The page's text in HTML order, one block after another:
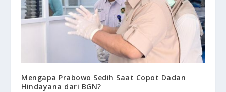
Mengapa Prabowo Sedih Saat Copot Dadan
Hindayana dari BGN?